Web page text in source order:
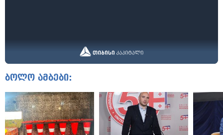
ბოლო ამბები: